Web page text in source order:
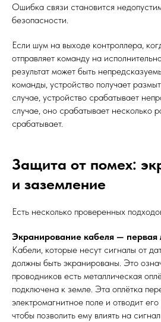
Ошибка связи становится
безопасности.
Если шум на выходе контроллера,
отправляет команду на
результат может быть
команды, устройство получает
случае, устройство срабатывает
случае, оно срабатывает несколько
срабатывает.
Защита от помех:
и заземление
Есть несколько проверенных
Экранирование кабеля — первая
Кабели, которые несут сигналы от
должны быть экранированы. Это
проводников есть металлическая
подключена к земле. Эта оплётка
электромагнитное поле и отводит
чтобы позволить ему влиять на